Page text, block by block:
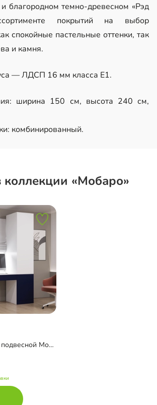
благородном темно-древесном «Рэд
покрытий на выбор
спокойные пастельные оттенки, так
и камня.
— ЛДСП 16 мм класса Е1.
ширина 150 см, высота 240 см,
комбинированный.
коллекции «Мобаро»
Письменный стол подвесной Мобаро-1